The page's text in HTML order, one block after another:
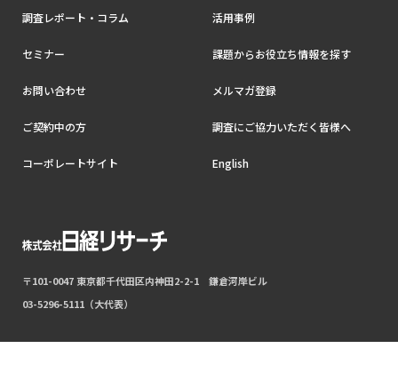
調査レポート・コラム 活用事例
セミナー 課題からお役立ち情報を探す
お問い合わせ メルマガ登録
ご契約中の方 調査にご協力いただく皆様へ
コーポレートサイト English
〒101-0047 東京都千代田区内神田2-2-1 鎌倉河岸ビル
03-5296-5111（大代表）